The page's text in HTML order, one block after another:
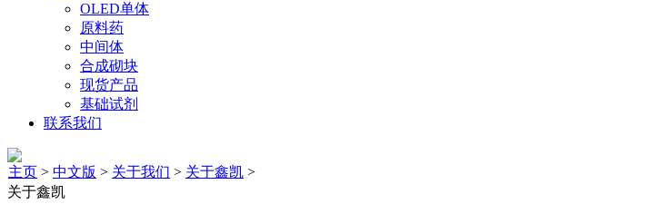
OLED单体
原料药
中间体
合成砌块
现货产品
基础试剂
联系我们
主页 > 中文版 > 关于我们 > 关于鑫凯 >
关于鑫凯